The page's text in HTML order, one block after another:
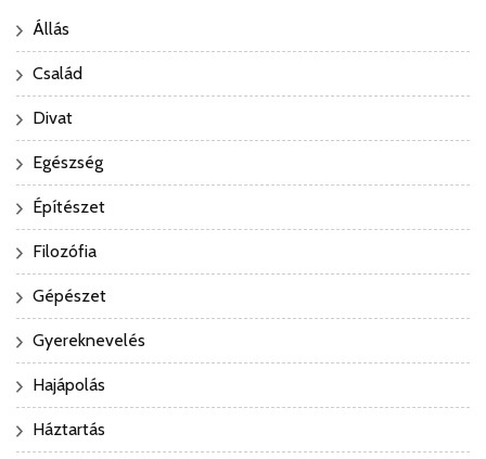
Állás
Család
Divat
Egészség
Építészet
Filozófia
Gépészet
Gyereknevelés
Hajápolás
Háztartás